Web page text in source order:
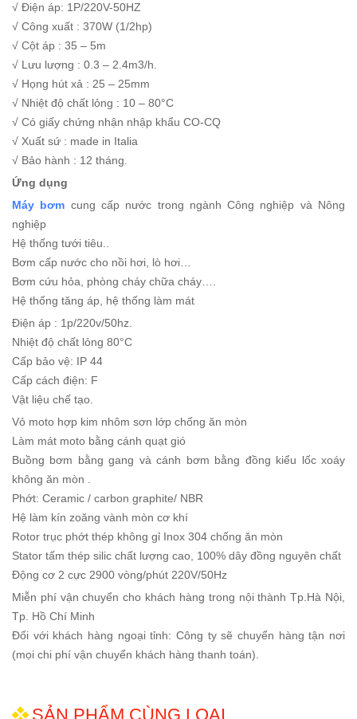
√ Điện áp: 1P/220V-50HZ
√ Công xuất : 370W (1/2hp)
√ Cột áp : 35 – 5m
√ Lưu lượng : 0.3 – 2.4m3/h.
√ Họng hút xả : 25 – 25mm
√ Nhiệt độ chất lỏng : 10 – 80°C
√ Có giấy chứng nhận nhập khẩu CO-CQ
√ Xuất sứ : made in Italia
√ Bảo hành : 12 tháng.
Ứng dụng
Máy bơm cung cấp nước trong ngành Công nghiệp và Nông
nghiệp
Hệ thống tưới tiêu..
Bơm cấp nước cho nồi hơi, lò hơi…
Bơm cứu hỏa, phòng cháy chữa cháy….
Hệ thống tăng áp, hệ thống làm mát
Điện áp : 1p/220v/50hz.
Nhiệt độ chất lỏng 80°C
Cấp bảo vệ: IP 44
Cấp cách điện: F
Vật liệu chế tạo.
Vỏ moto hợp kim nhôm sơn lớp chống ăn mòn
Làm mát moto bằng cánh quạt gió
Buồng bơm bằng gang và cánh bơm bằng đồng kiểu lốc xoáy
không ăn mòn .
Phớt: Ceramic / carbon graphite/ NBR
Hệ làm kín zoăng vành mòn cơ khí
Rotor trục phớt thép không gỉ Inox 304 chống ăn mòn
Stator tấm thép silic chất lượng cao, 100% dây đồng nguyên chất
Động cơ 2 cực 2900 vòng/phút 220V/50Hz
Miễn phí vận chuyển cho khách hàng trong nội thành Tp.Hà Nội,
Tp. Hồ Chí Minh
Đối với khách hàng ngoại tỉnh: Công ty sẽ chuyển hàng tận nơi
(mọi chi phí vận chuyển khách hàng thanh toán).
SẢN PHẨM CÙNG LOẠI